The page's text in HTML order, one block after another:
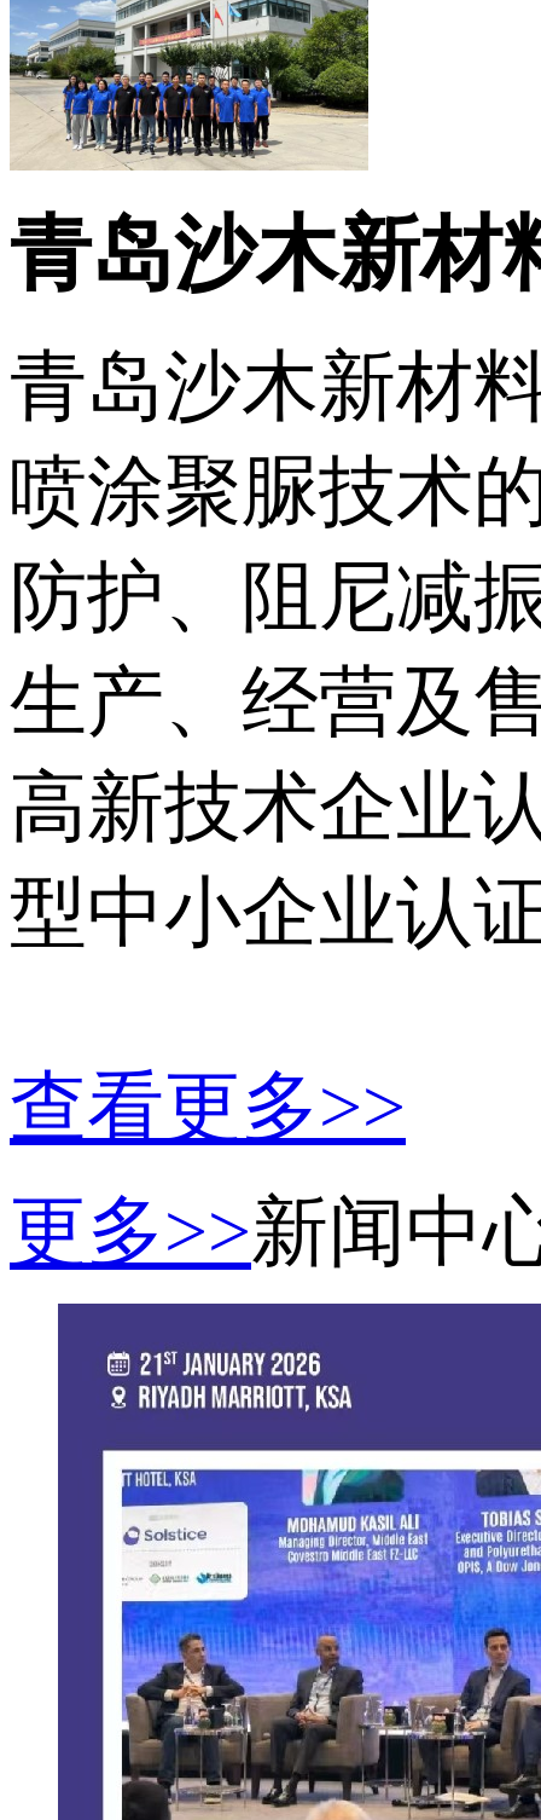
青岛沙木新材
青岛沙木新材
喷涂聚脲技术
防护、阻尼减
生产、经营及
高新技术企业
型中小企业认
查看更多>>
更多>>新闻中